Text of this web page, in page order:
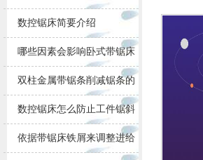
的问题
数控锯床简要介绍
哪些因素会影响卧式带锯床
锯削的效果
双柱金属带锯条削减锯条的
损耗
数控锯床怎么防止工件锯斜
依据带锯床铁屑来调整进给